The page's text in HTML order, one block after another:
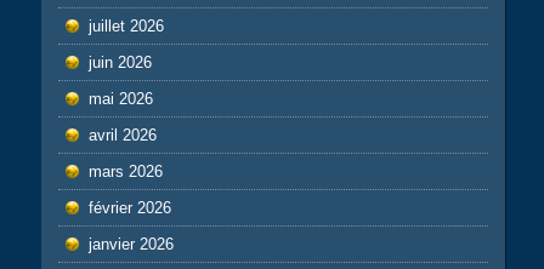
juillet 2026
juin 2026
mai 2026
avril 2026
mars 2026
février 2026
janvier 2026